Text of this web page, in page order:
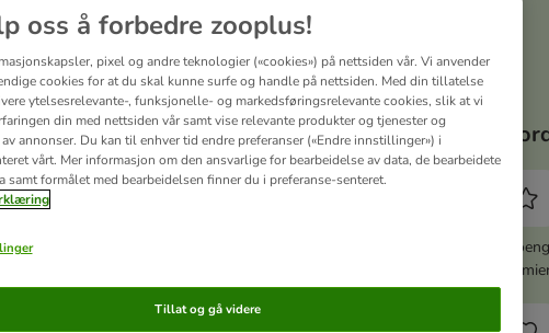
frukt 2 x 3 Sticks: Sesam/Urter/Kiwi
Dine
Samle
oss å forbedre zooplus!
pixel og andre teknologier («cookies») på nettsiden vår. Vi anvender
cookies for at du skal kunne surfe og handle på nettsiden. Med din tillatelse
ytelsesrelevante-, funksjonelle- og markedsføringsrelevante cookies, slik at vi
din med nettsiden vår samt vise relevante produkter og tjenester og
annonser. Du kan til enhver tid endre preferanser («Endre innstillinger») i
vårt. Mer informasjon om den ansvarlige for bearbeidelse av data, de bearbeidete
samt formålet med bearbeidelsen finner du i preferanse-senteret.
Tillat og gå videre